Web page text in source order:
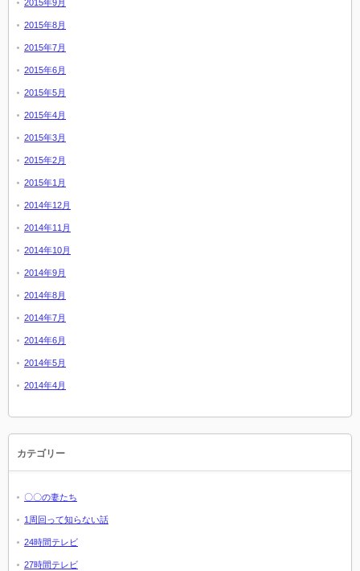
2015年9月
2015年8月
2015年7月
2015年6月
2015年5月
2015年4月
2015年3月
2015年2月
2015年1月
2014年12月
2014年11月
2014年10月
2014年9月
2014年8月
2014年7月
2014年6月
2014年5月
2014年4月
カテゴリー
〇〇の妻たち
1周回って知らない話
24時間テレビ
27時間テレビ